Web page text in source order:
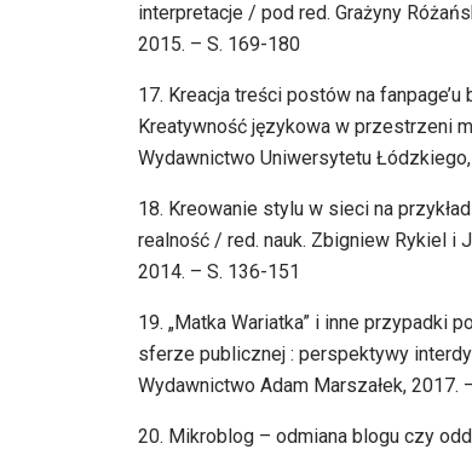
interpretacje / pod red. Grażyny
2015. – S. 169-180
17. Kreacja treści postów na
Kreatywność językowa w przestrzeni
Wydawnictwo Uniwersytetu
18. Kreowanie stylu w sieci na
realność / red. nauk. Zbigniew Rykiel i
2014. – S. 136-151
19. „Matka Wariatka” i inne przypadki
sferze publicznej : perspektywy
Wydawnictwo Adam Marszałek, 2017.
20. Mikroblog – odmiana blogu czy